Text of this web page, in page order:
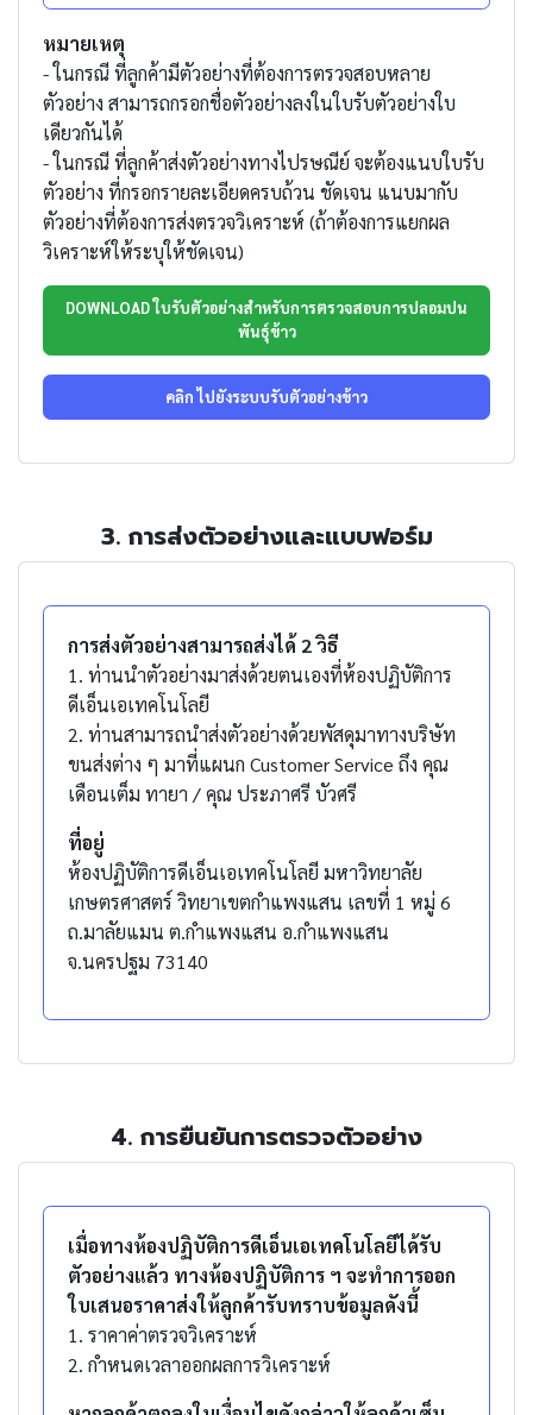
หมายเหตุ
- ในกรณี ที่ลูกค้ามีตัวอย่างที่ต้องการตรวจสอบหลาย
ตัวอย่าง สามารถกรอกชื่อตัวอย่างลงในใบรับตัวอย่างใบ
เดียวกันได้
- ในกรณี ที่ลูกค้าส่งตัวอย่างทางไปรษณีย์ จะต้องแนบใบรับ
ตัวอย่าง ที่กรอกรายละเอียดครบถ้วน ชัดเจน แนบมากับ
ตัวอย่างที่ต้องการส่งตรวจวิเคราะห์ (ถ้าต้องการแยกผล
วิเคราะห์ให้ระบุให้ชัดเจน)
DOWNLOAD ใบรับตัวอย่างสำหรับการตรวจสอบการปลอมปน
พันธุ์ข้าว
คลิก ไปยังระบบรับตัวอย่างข้าว
3. การส่งตัวอย่างและแบบฟอร์ม
การส่งตัวอย่างสามารถส่งได้ 2 วิธี
1. ท่านนำตัวอย่างมาส่งด้วยตนเองที่ห้องปฏิบัติการ
ดีเอ็นเอเทคโนโลยี
2. ท่านสามารถนำส่งตัวอย่างด้วยพัสดุมาทางบริษัท
ขนส่งต่าง ๆ มาที่แผนก Customer Service ถึง คุณ
เดือนเต็ม ทายา / คุณ ประภาศรี บัวศรี
ที่อยู่
ห้องปฏิบัติการดีเอ็นเอเทคโนโลยี มหาวิทยาลัย
เกษตรศาสตร์ วิทยาเขตกำแพงแสน เลขที่ 1 หมู่ 6
ถ.มาลัยแมน ต.กำแพงแสน อ.กำแพงแสน
จ.นครปฐม 73140
4. การยืนยันการตรวจตัวอย่าง
เมื่อทางห้องปฏิบัติการดีเอ็นเอเทคโนโลยีได้รับ
ตัวอย่างแล้ว ทางห้องปฏิบัติการ ฯ จะทำการออก
ใบเสนอราคาส่งให้ลูกค้ารับทราบข้อมูลดังนี้
1. ราคาค่าตรวจวิเคราะห์
2. กำหนดเวลาออกผลการวิเคราะห์